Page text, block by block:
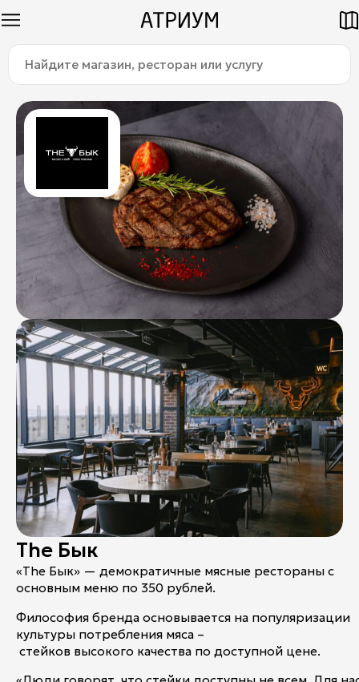
Как добраться Паркинг
Магазины
Еда
Услуги
Детям
О торговом центре
Контакты
Ваканcии
Заявка на аренду
Рекламные услуги
Контакты
+7 (495) 970-15-55
info@atrium.su
Атриум во
Вконтакте
Найдите
магазин,
ресторан
или
услугу:
The Бык
«The Бык» — демократичные мясные рестораны с
основным меню по 350 рублей.
Философия бренда основывается на популяризации
культуры потребления мяса –
стейков высокого качества по доступной цене.
Title